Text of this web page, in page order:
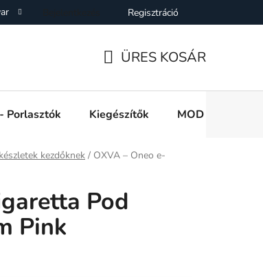
Tájékoztató Elállás a Vásárlástol
Regisztráció
ÜRES KOSÁR
Porlasztók Kiegészítők MOD e cigi
kezdőknek / OXVA – Oneo e-
Pod
Pink